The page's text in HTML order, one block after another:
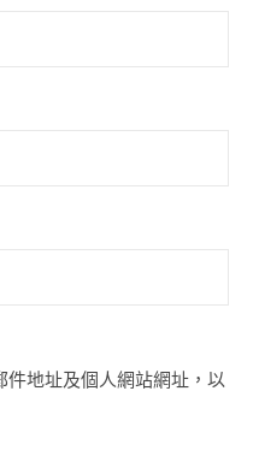
件地址及個人網站網址，以